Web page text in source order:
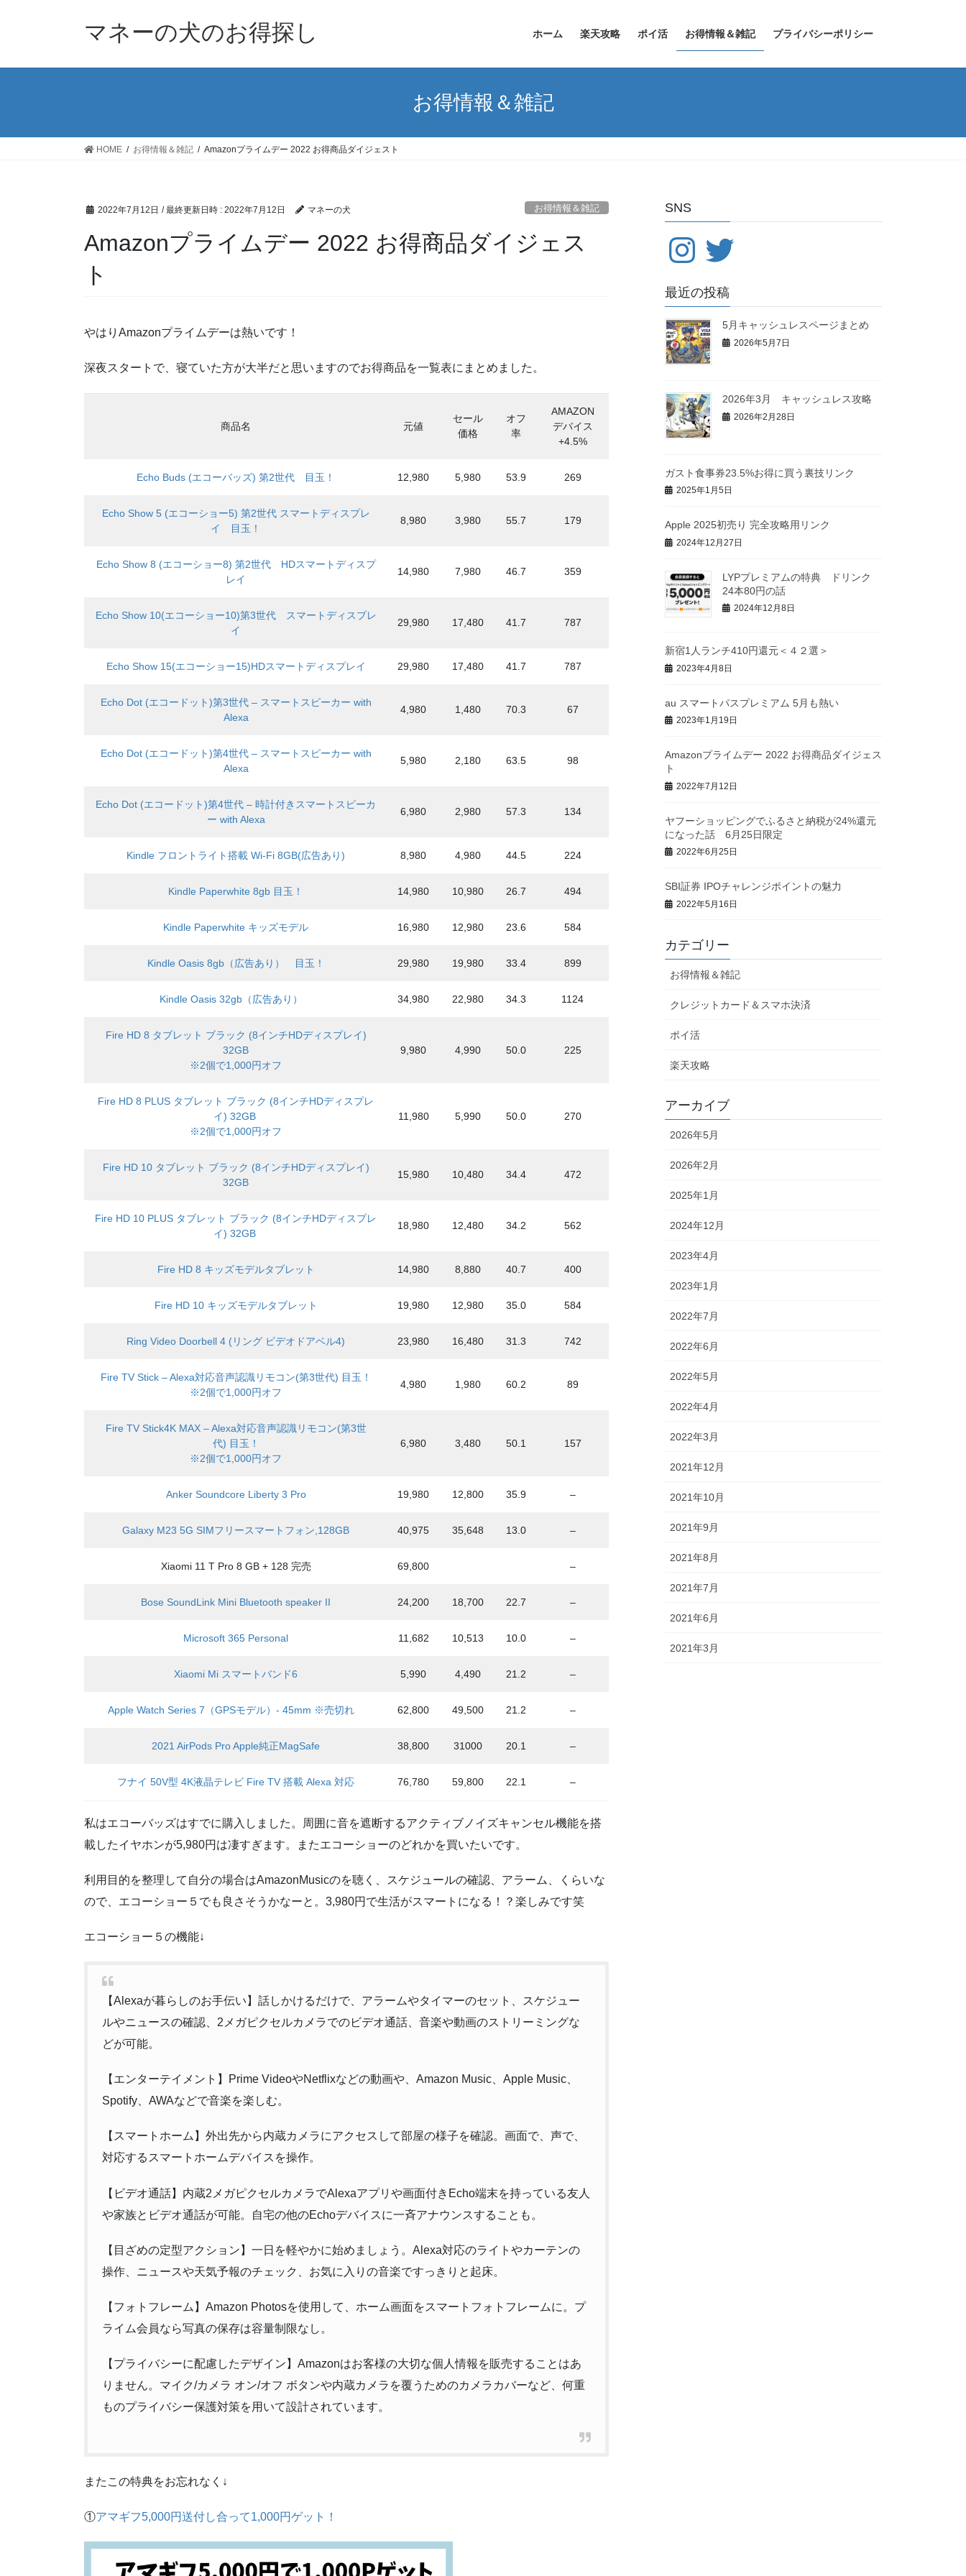
マネーの犬のお得探し ホーム 楽天攻略 ポイ活 お得情報＆雑記 プライバシーポリシー
お得情報＆雑記
HOME お得情報＆雑記 Amazonプライムデー 2022 お得商品ダイジェスト
2022年7月12日 / 最終更新日時 : 2022年7月12日 マネーの犬 お得情報＆雑記
Amazonプライムデー 2022 お得商品ダイジェス
ト
やはりAmazonプライムデーは熱いです！
深夜スタートで、寝ていた方が大半だと思いますのでお得商品を一覧表にまとめました。
商品名 元値
セール
価格
オフ
率
AMAZON
デバイス
+4.5%
Echo Buds (エコーバッズ) 第2世代 目玉！ 12,980 5,980 53.9 269
Echo Show 5 (エコーショー5) 第2世代 スマートディスプレ
イ 目玉！
8,980 3,980 55.7 179
Echo Show 8 (エコーショー8) 第2世代 HDスマートディスプ
レイ
14,980 7,980 46.7 359
Echo Show 10(エコーショー10)第3世代 スマートディスプレ
イ
29,980 17,480 41.7 787
Echo Show 15(エコーショー15)HDスマートディスプレイ 29,980 17,480 41.7 787
Echo Dot (エコードット)第3世代 – スマートスピーカー with
Alexa
4,980 1,480 70.3 67
Echo Dot (エコードット)第4世代 – スマートスピーカー with
Alexa
5,980 2,180 63.5 98
Echo Dot (エコードット)第4世代 – 時計付きスマートスピーカ
ー with Alexa
6,980 2,980 57.3 134
Kindle フロントライト搭載 Wi-Fi 8GB(広告あり) 8,980 4,980 44.5 224
Kindle Paperwhite 8gb 目玉！ 14,980 10,980 26.7 494
Kindle Paperwhite キッズモデル 16,980 12,980 23.6 584
Kindle Oasis 8gb（広告あり） 目玉！ 29,980 19,980 33.4 899
Kindle Oasis 32gb（広告あり） 34,980 22,980 34.3 1124
Fire HD 8 タブレット ブラック (8インチHDディスプレイ)
32GB
※2個で1,000円オフ
9,980 4,990 50.0 225
Fire HD 8 PLUS タブレット ブラック (8インチHDディスプレ
イ) 32GB
※2個で1,000円オフ
11,980 5,990 50.0 270
Fire HD 10 タブレット ブラック (8インチHDディスプレイ)
32GB
15,980 10,480 34.4 472
Fire HD 10 PLUS タブレット ブラック (8インチHDディスプレ
イ) 32GB
18,980 12,480 34.2 562
Fire HD 8 キッズモデルタブレット 14,980 8,880 40.7 400
Fire HD 10 キッズモデルタブレット 19,980 12,980 35.0 584
Ring Video Doorbell 4 (リング ビデオドアベル4) 23,980 16,480 31.3 742
Fire TV Stick – Alexa対応音声認識リモコン(第3世代) 目玉！
※2個で1,000円オフ
4,980 1,980 60.2 89
Fire TV Stick4K MAX – Alexa対応音声認識リモコン(第3世
代) 目玉！
※2個で1,000円オフ
6,980 3,480 50.1 157
Anker Soundcore Liberty 3 Pro 19,980 12,800 35.9 –
Galaxy M23 5G SIMフリースマートフォン,128GB 40,975 35,648 13.0 –
Xiaomi 11 T Pro 8 GB + 128 完売 69,800 –
Bose SoundLink Mini Bluetooth speaker II 24,200 18,700 22.7 –
Microsoft 365 Personal 11,682 10,513 10.0 –
Xiaomi Mi スマートバンド6 5,990 4,490 21.2 –
Apple Watch Series 7（GPSモデル）- 45mm ※売切れ 62,800 49,500 21.2 –
2021 AirPods Pro Apple純正MagSafe 38,800 31000 20.1 –
フナイ 50V型 4K液晶テレビ Fire TV 搭載 Alexa 対応 76,780 59,800 22.1 –
私はエコーバッズはすでに購入しました。周囲に音を遮断するアクティブノイズキャンセル機能を搭
載したイヤホンが5,980円は凄すぎます。またエコーショーのどれかを買いたいです。
利用目的を整理して自分の場合はAmazonMusicのを聴く、スケジュールの確認、アラーム、くらいな
ので、エコーショー５でも良さそうかなーと。3,980円で生活がスマートになる！？楽しみです笑
エコーショー５の機能↓
【Alexaが暮らしのお手伝い】話しかけるだけで、アラームやタイマーのセット、スケジュー
ルやニュースの確認、2メガピクセルカメラでのビデオ通話、音楽や動画のストリーミングな
どが可能。
【エンターテイメント】Prime VideoやNetflixなどの動画や、Amazon Music、Apple Music、
Spotify、AWAなどで音楽を楽しむ。
【スマートホーム】外出先から内蔵カメラにアクセスして部屋の様子を確認。画面で、声で、
対応するスマートホームデバイスを操作。
【ビデオ通話】内蔵2メガピクセルカメラでAlexaアプリや画面付きEcho端末を持っている友人
や家族とビデオ通話が可能。自宅の他のEchoデバイスに一斉アナウンスすることも。
【目ざめの定型アクション】一日を軽やかに始めましょう。Alexa対応のライトやカーテンの
操作、ニュースや天気予報のチェック、お気に入りの音楽ですっきりと起床。
【フォトフレーム】Amazon Photosを使用して、ホーム画面をスマートフォトフレームに。プ
ライム会員なら写真の保存は容量制限なし。
【プライバシーに配慮したデザイン】Amazonはお客様の大切な個人情報を販売することはあ
りません。マイク/カメラ オン/オフ ボタンや内蔵カメラを覆うためのカメラカバーなど、何重
ものプライバシー保護対策を用いて設計されています。
またこの特典をお忘れなく↓
①アマギフ5,000円送付し合って1,000円ゲット！
SNS
InstagramTwitter
最近の投稿
5月キャッシュレスページまとめ
2026年5月7日
2026年3月 キャッシュレス攻略
2026年2月28日
ガスト食事券23.5%お得に買う裏技リンク
2025年1月5日
Apple 2025初売り 完全攻略用リンク
2024年12月27日
LYPプレミアムの特典 ドリンク
24本80円の話
2024年12月8日
新宿1人ランチ410円還元＜４２選＞
2023年4月8日
au スマートパスプレミアム 5月も熱い
2023年1月19日
Amazonプライムデー 2022 お得商品ダイジェス
ト
2022年7月12日
ヤフーショッピングでふるさと納税が24%還元
になった話 6月25日限定
2022年6月25日
SBI証券 IPOチャレンジポイントの魅力
2022年5月16日
カテゴリー
お得情報＆雑記
クレジットカード＆スマホ決済
ポイ活
楽天攻略
アーカイブ
2026年5月
2026年2月
2025年1月
2024年12月
2023年4月
2023年1月
2022年7月
2022年6月
2022年5月
2022年4月
2022年3月
2021年12月
2021年10月
2021年9月
2021年8月
2021年7月
2021年6月
2021年3月